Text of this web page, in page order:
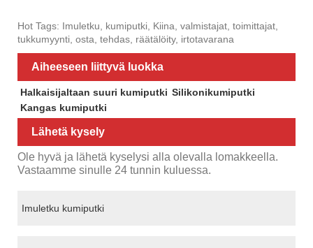
Hot Tags: Imuletku, kumiputki, Kiina, valmistajat, toimittajat,
tukkumyynti, osta, tehdas, räätälöity, irtotavarana
Aiheeseen liittyvä luokka
Halkaisijaltaan suuri kumiputki Silikonikumiputki
Kangas kumiputki
Lähetä kysely
Ole hyvä ja lähetä kyselysi alla olevalla lomakkeella.
Vastaamme sinulle 24 tunnin kuluessa.